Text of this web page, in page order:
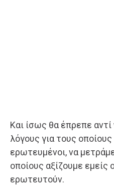
Και ίσως θα έπρεπε
λόγους για τους
ερωτευμένοι, να
οποίους αξίζουμε εμείς
ερωτευτούν.